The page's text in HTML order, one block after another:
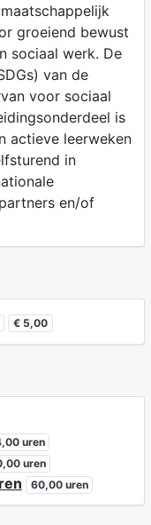
groeiend bewust
sociaal werk. De
van de
voor sociaal
is
actieve leerweken
in
en/of
€ 5,00
uren
uren
60,00 uren